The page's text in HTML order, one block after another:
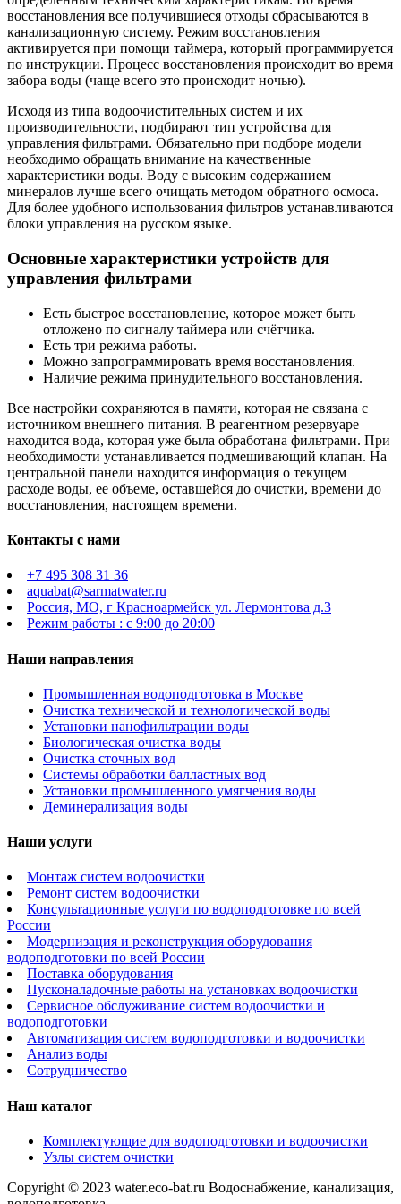
восстановления все получившиеся отходы сбрасываются в
канализационную систему. Режим восстановления
активируется при помощи таймера, который программируется
по инструкции. Процесс восстановления происходит во время
забора воды (чаще всего это происходит ночью).
Исходя из типа водоочистительных систем и их
производительности, подбирают тип устройства для
управления фильтрами. Обязательно при подборе модели
необходимо обращать внимание на качественные
характеристики воды. Воду с высоким содержанием
минералов лучше всего очищать методом обратного осмоса.
Для более удобного использования фильтров устанавливаются
блоки управления на русском языке.
Основные характеристики устройств для
управления фильтрами
Есть быстрое восстановление, которое может быть
отложено по сигналу таймера или счётчика.
Есть три режима работы.
Можно запрограммировать время восстановления.
Наличие режима принудительного восстановления.
Все настройки сохраняются в памяти, которая не связана с
источником внешнего питания. В реагентном резервуаре
находится вода, которая уже была обработана фильтрами. При
необходимости устанавливается подмешивающий клапан. На
центральной панели находится информация о текущем
расходе воды, ее объеме, оставшейся до очистки, времени до
восстановления, настоящем времени.
Контакты с нами
+7 495 308 31 36
aquabat@sarmatwater.ru
Россия, МО, г Красноармейск ул. Лермонтова д.3
Режим работы : с 9:00 до 20:00
Наши направления
Промышленная водоподготовка в Москве
Очистка технической и технологической воды
Установки нанофильтрации воды
Биологическая очистка воды
Очистка сточных вод
Системы обработки балластных вод
Установки промышленного умягчения воды
Деминерализация воды
Наши услуги
Монтаж систем водоочистки
Ремонт систем водоочистки
Консультационные услуги по водоподготовке по всей
России
Модернизация и реконструкция оборудования
водоподготовки по всей России
Поставка оборудования
Пусконаладочные работы на установках водоочистки
Сервисное обслуживание систем водоочистки и
водоподготовки
Автоматизация систем водоподготовки и водоочистки
Анализ воды
Сотрудничество
Наш каталог
Комплектующие для водоподготовки и водоочистки
Узлы систем очистки
Copyright © 2023 water.eco-bat.ru Водоснабжение, канализация,